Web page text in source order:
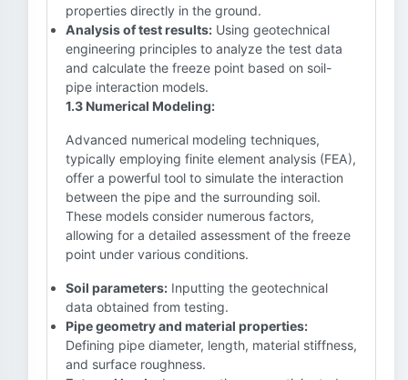
properties directly in the ground.
Analysis of test results: Using geotechnical
engineering principles to analyze the test data
and calculate the freeze point based on soil-
pipe interaction models.
1.3 Numerical Modeling:
Advanced numerical modeling techniques,
typically employing finite element analysis (FEA),
offer a powerful tool to simulate the interaction
between the pipe and the surrounding soil.
These models consider numerous factors,
allowing for a detailed assessment of the freeze
point under various conditions.
Soil parameters: Inputting the geotechnical
data obtained from testing.
Pipe geometry and material properties:
Defining pipe diameter, length, material stiffness,
and surface roughness.